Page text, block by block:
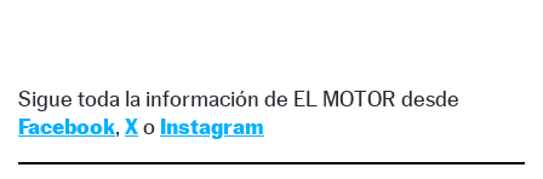
Sigue toda la información de EL MOTOR desde
Facebook, Xo Instagram